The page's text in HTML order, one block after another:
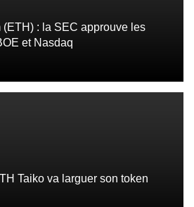
(ETH) : la SEC approuve les
et Nasdaq
Taiko va larguer son token